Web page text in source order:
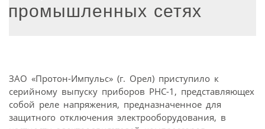
промышленных сетях
ЗАО «Протон-Импульс» (г. Орел) приступило к
серийному выпуску приборов РНС-1, представляющех
собой реле напряжения, предназначенное для
защитного отключения электрооборудования, в